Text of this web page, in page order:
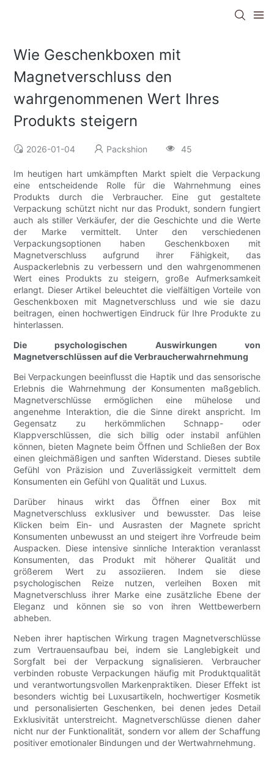
Wie Geschenkboxen mit
Magnetverschluss den
wahrgenommenen Wert Ihres
Produkts steigern
2026-01-04 Packshion 45
Im heutigen hart umkämpften Markt spielt die Verpackung
eine entscheidende Rolle für die Wahrnehmung eines
Produkts durch die Verbraucher. Eine gut gestaltete
Verpackung schützt nicht nur das Produkt, sondern fungiert
auch als stiller Verkäufer, der die Geschichte und die Werte
der Marke vermittelt. Unter den verschiedenen
Verpackungsoptionen haben Geschenkboxen mit
Magnetverschluss aufgrund ihrer Fähigkeit, das
Auspackerlebnis zu verbessern und den wahrgenommenen
Wert eines Produkts zu steigern, große Aufmerksamkeit
erlangt. Dieser Artikel beleuchtet die vielfältigen Vorteile von
Geschenkboxen mit Magnetverschluss und wie sie dazu
beitragen, einen hochwertigen Eindruck für Ihre Produkte zu
hinterlassen.
Die psychologischen Auswirkungen von
Magnetverschlüssen auf die Verbraucherwahrnehmung
Bei Verpackungen beeinflusst die Haptik und das sensorische
Erlebnis die Wahrnehmung der Konsumenten maßgeblich.
Magnetverschlüsse ermöglichen eine mühelose und
angenehme Interaktion, die die Sinne direkt anspricht. Im
Gegensatz zu herkömmlichen Schnapp- oder
Klappverschlüssen, die sich billig oder instabil anfühlen
können, bieten Magnete beim Öffnen und Schließen der Box
einen gleichmäßigen und sanften Widerstand. Dieses subtile
Gefühl von Präzision und Zuverlässigkeit vermittelt dem
Konsumenten ein Gefühl von Qualität und Luxus.
Darüber hinaus wirkt das Öffnen einer Box mit
Magnetverschluss exklusiver und bewusster. Das leise
Klicken beim Ein- und Ausrasten der Magnete spricht
Konsumenten unbewusst an und steigert ihre Vorfreude beim
Auspacken. Diese intensive sinnliche Interaktion veranlasst
Konsumenten, das Produkt mit höherer Qualität und
größerem Wert zu assoziieren. Indem sie diese
psychologischen Reize nutzen, verleihen Boxen mit
Magnetverschluss ihrer Marke eine zusätzliche Ebene der
Eleganz und können sie so von ihren Wettbewerbern
abheben.
Neben ihrer haptischen Wirkung tragen Magnetverschlüsse
zum Vertrauensaufbau bei, indem sie Langlebigkeit und
Sorgfalt bei der Verpackung signalisieren. Verbraucher
verbinden robuste Verpackungen häufig mit Produktqualität
und verantwortungsvollen Markenpraktiken. Dieser Effekt ist
besonders wichtig bei Luxusartikeln, hochwertiger Kosmetik
und personalisierten Geschenken, bei denen jedes Detail
Exklusivität unterstreicht. Magnetverschlüsse dienen daher
nicht nur der Funktionalität, sondern vor allem der Schaffung
positiver emotionaler Bindungen und der Wertwahrnehmung.